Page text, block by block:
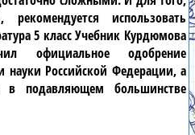
использовать
5 класс Учебник Курдюмова
официальное одобрение
науки Российской Федерации, а
подавляющем большинстве